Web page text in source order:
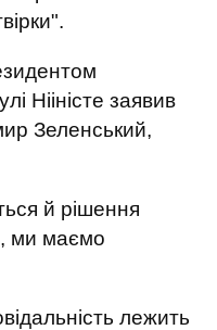
Нііністе заявив
Зеленський,
й рішення
ми маємо
лежить